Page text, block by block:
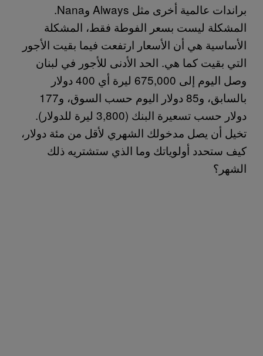
براندات عالمية أخرى مثل Always وNana.
المشكلة ليست بسعر الفوطة فقط، المشكلة
الأساسية هي أن الأسعار ارتفعت فيما بقيت الأجور
التي بقيت كما هي. الحد الأدنى للأجور في لبنان
وصل اليوم إلى 675,000 ليرة أي 400 دولار
بالسابق، و85 دولار اليوم حسب السوق، و177
دولار حسب تسعيرة البنك (3,800 ليرة للدولار).
تخيل أن يصل مدخولك الشهري لأقل من مئة دولار،
كيف ستحدد أولوياتك وما الذي ستشتريه ذلك
الشهر؟